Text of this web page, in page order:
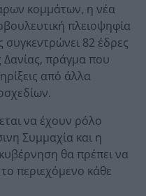
κομμάτων, η νέα
πλειοψηφία
82 έδρες
πράγμα που
από άλλα
να έχουν ρόλο
Συμμαχία και η
θα πρέπει να
περιεχόμενο κάθε